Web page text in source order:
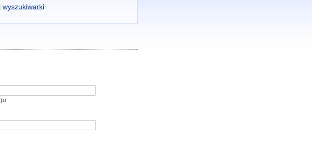
wyszukiwarki